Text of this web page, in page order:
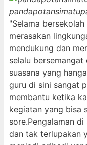
"Selama
merasakan
mendukung dan
selalu
suasana yang
guru di sini sangat
membantu ketika
kegiatan yang bisa
sore.Pengalaman
dan tak terlupakan